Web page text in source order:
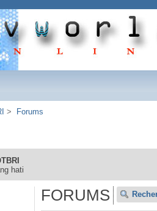
> Forums
hati
FORUMS